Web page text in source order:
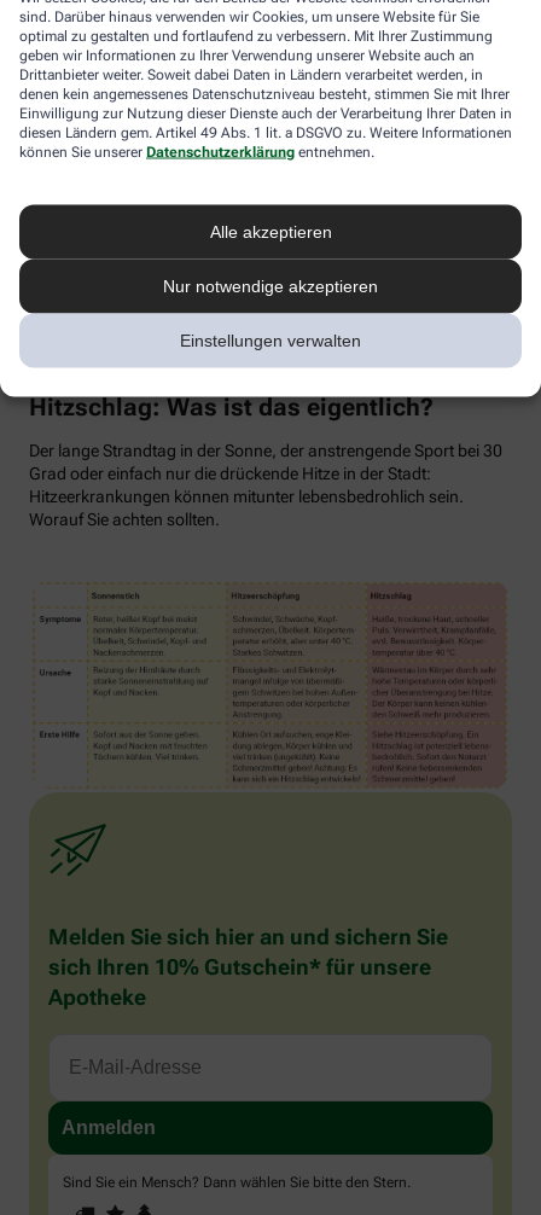
sind. Darüber hinaus verwenden wir Cookies, um unsere Website für Sie
optimal zu gestalten und fortlaufend zu verbessern. Mit Ihrer Zustimmung
geben wir Informationen zu Ihrer Verwendung unserer Website auch an
Drittanbieter weiter. Soweit dabei Daten in Ländern verarbeitet werden, in
denen kein angemessenes Datenschutzniveau besteht, stimmen Sie mit Ihrer
Einwilligung zur Nutzung dieser Dienste auch der Verarbeitung Ihrer Daten in
diesen Ländern gem. Artikel 49 Abs. 1 lit. a DSGVO zu. Weitere Informationen
können Sie unserer Datenschutzerklärung entnehmen.
Alle akzeptieren
Nur notwendige akzeptieren
Einstellungen verwalten
Flüssigkeitsverlust durch Schwitzen auszugleichen. Der ist im
Sommer nämlich oft doppelt so hoch wie bei moderaten
Temperaturen. Trinken wir zu wenig, sind Kopfschmerzen und
Konzentrationsprobleme meist die Folge.
Weniger bekannt ist, dass ein Flüssigkeitsmangel auch anderen
Organen zusetzt. So kann Hitzestress auch ernsthaft die Nieren
und Früchtetees oder verdünnte Säfte. Auch wasserreiches Obst
und Gemüse wie Melonen, Gurken oder Tomaten kann
Flüssigkeitsverluste ausgleichen. Bei Herz-Kreislauf- oder
Hitzschlag: Was ist das eigentlich?
Der lange Strandtag in der Sonne, der anstrengende Sport bei 30
Grad oder einfach nur die drückende Hitze in der Stadt:
Hitzeerkrankungen können mitunter lebensbedrohlich sein.
Worauf Sie achten sollten.
Melden Sie sich hier an und sichern Sie
sich Ihren 10% Gutschein* für unsere
Apotheke
Sind Sie ein Mensch? Dann wählen Sie bitte den Stern